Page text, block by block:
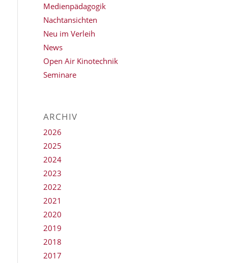
Medienpädagogik
Nachtansichten
Neu im Verleih
News
Open Air Kinotechnik
Seminare
ARCHIV
2026
2025
2024
2023
2022
2021
2020
2019
2018
2017